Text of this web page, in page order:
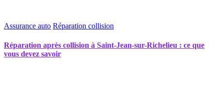
Assurance auto Réparation collision
Réparation après collision à Saint-Jean-sur-Richelieu : ce que
vous devez savoir